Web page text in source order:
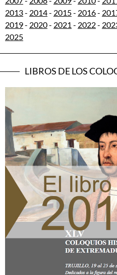
2013- 2014- 2015- 2016-
2019- 2020- 2021 - 2022-
2025
LIBROS DE LOS